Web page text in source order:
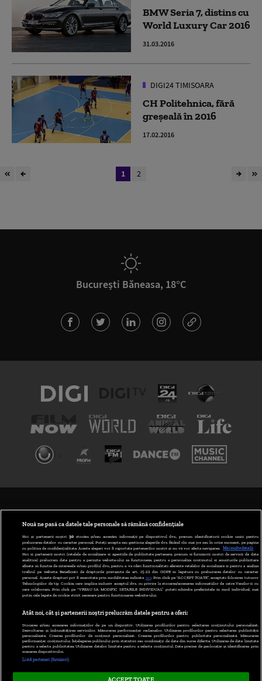
BMW Seria 7, distins cu
World Luxury Car 2016
31.03.2016
DIGI24 TIMISOARA
CH Politehnica, fără
greșeală în 2016
17.02.2016
1 2
București Băneasa, 18°C
ABONARE DIGI TV
GESTIONAȚI PREFERINȚELE
CODUL DIGI24
CAMERE WEB
CONTACT/INFO
Nouă ne pasă ca datele tale personale să rămână confidențiale
Noi și partenerii noștri 30stocăm și/sau accesăm informații pe dispozitivul dvs., precum identificatorii cookie unici pentru
prelucrarea datelor cu caracter personal. Puteți accepta sau gestiona alegerile dvs. făcând clic mai jos sau în orice moment, pe pagina
cu politica de confidențialitate. Aceste alegeri vor fi raportate partenerilor noștri și nu vă vor afecta navigarea.
Mai multe detalii
Noi si partenerii nostri (retelele de socializare si agentiile de publicitate partenere, precum si furnizorii nostri de servicii de date
analitice) prelucram date pentru a permite website-ului sa functioneze, pentru a personaliza continutul si anunturile publicitare
afisate in functie de interesele si/sau profilul dvs., pentru a va oferi functionalitati aferente retelelor de socializare si pentru a analiza
traficul pe website. Beneficiati de drepturile prevazute de art. 15-22 din GDPR in legatura cu prelucrarea datelor cu caracter
personal. Aceste drepturi pot fi exercitate prin modalitatea indicata aici. Prin click pe “ACCEPT TOATE”, acceptati folosirea tuturor
Tehnologiilor de tip Cookie, care implica inclusiv acceptul dvs. cu privire la stocarea/accesarea informatiilor de catre Vendor-ii cu
care colaboram. Prin click pe “VREAU SA MODIFIC SETARILE INDIVIDUAL” puteti schimba preferintele in mod individual, mai
putin cele legate de cookie strict necesare pentru functionarea website-ului.
Atât noi, cât și partenerii noștri prelucrăm datele pentru a oferi:
Stocarea și/sau accesarea informațiilor de pe un dispozitiv. Utilizarea profilurilor pentru selectarea conținutului personalizat.
Dezvoltarea și îmbunătățirea serviciilor. Măsurarea performanței reclamelor. Utilizarea profilurilor pentru selectarea publicității
personalizate. Crearea profilurilor de conținut personalizat. Crearea profilurilor pentru publicitate personalizată. Măsurarea
performanței conținutului. Înțelegerea publicului prin statistici sau combinații de date din surse diferite. Utilizarea de date limitate
pentru a selecta publicitatea. Utilizarea datelor limitate pentru a selecta conținutul. Date precise de geolocație și identificarea prin
scanarea dispozitivului.
Listă parteneri (furnizori)
ACCEPT TOATE